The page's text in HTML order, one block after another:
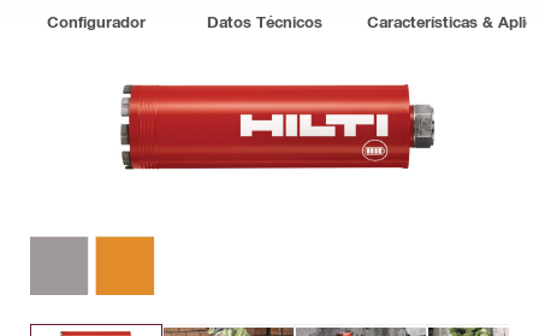
Configurador Datos Técnicos Características &